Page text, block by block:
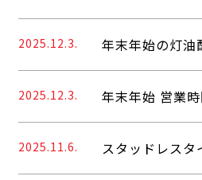
2025.12.3. 年末年始の灯油
2025.12.3. 年末年始 営業
2025.11.6. スタッドレスタ